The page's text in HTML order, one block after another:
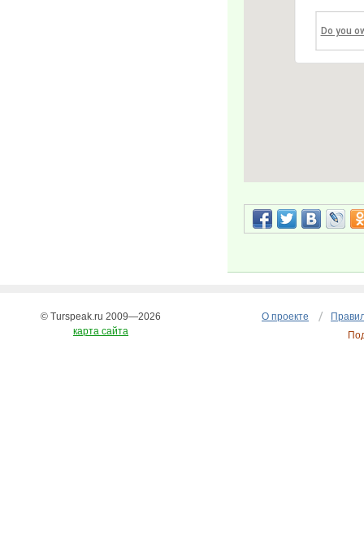
Do you
О проекте
© Turspeak.ru 2009—2026
карта сайта